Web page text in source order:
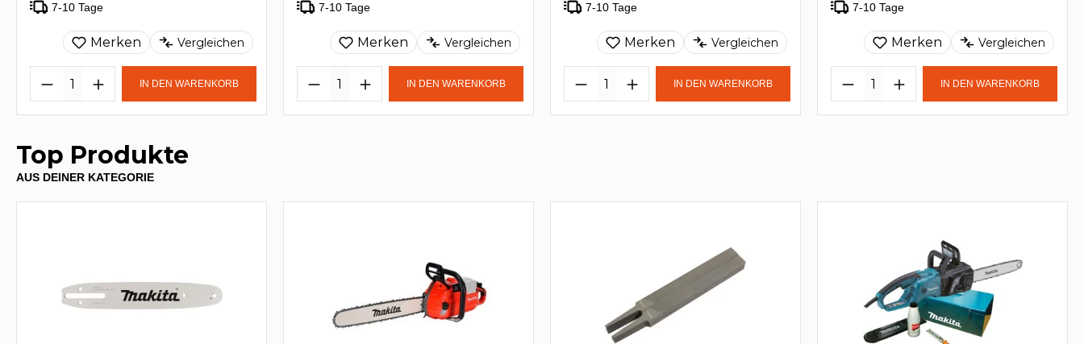
7-10 Tage
Merken Vergleichen
IN DEN WARENKORB
7-10 Tage
Merken Vergleichen
IN DEN WARENKORB
7-10 Tage
Merken Vergleichen
IN DEN WARENKORB
7-10 Tage
Merken Vergleichen
IN DEN WARENKORB
Top Produkte
AUS DEINER KATEGORIE